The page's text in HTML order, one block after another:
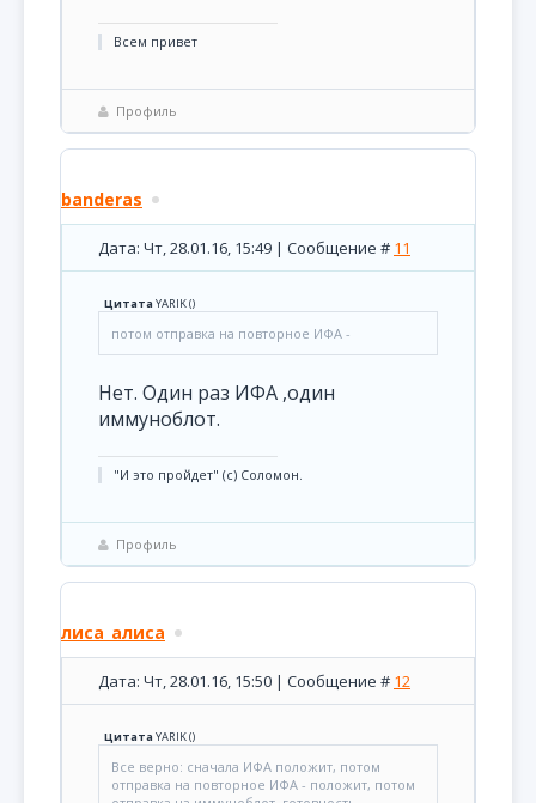
Всем привет
Профиль
banderas
Дата: Чт, 28.01.16, 15:49 | Сообщение # 11
ЦитатаYARIK()
потом отправка на повторное ИФА -
Нет. Один раз ИФА ,один
иммуноблот.
"И это пройдет" (с) Соломон.
Профиль
лиса_алиса
Дата: Чт, 28.01.16, 15:50 | Сообщение # 12
ЦитатаYARIK()
Все верно: сначала ИФА положит, потом
отправка на повторное ИФА - положит, потом